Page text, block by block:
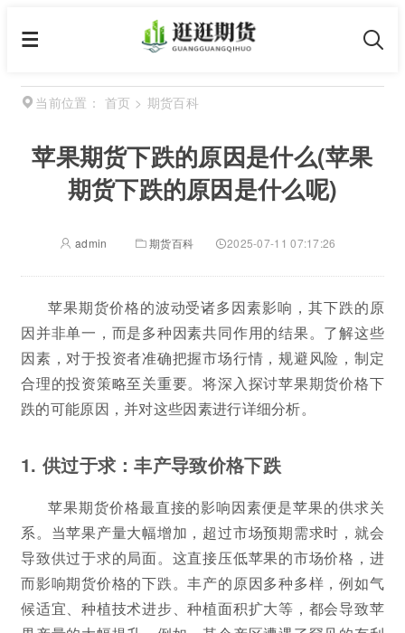
当前位置： 首页 > 期货百科
苹果期货下跌的原因是什么(苹果
期货下跌的原因是什么呢)
admin 期货百科 2025-07-11 07:17:26
苹果期货价格的波动受诸多因素影响，其下跌的原
因并非单一，而是多种因素共同作用的结果。了解这些
因素，对于投资者准确把握市场行情，规避风险，制定
合理的投资策略至关重要。将深入探讨苹果期货价格下
跌的可能原因，并对这些因素进行详细分析。
1. 供过于求：丰产导致价格下跌
苹果期货价格最直接的影响因素便是苹果的供求关
系。当苹果产量大幅增加，超过市场预期需求时，就会
导致供过于求的局面。这直接压低苹果的市场价格，进
而影响期货价格的下跌。丰产的原因多种多样，例如气
候适宜、种植技术进步、种植面积扩大等，都会导致苹